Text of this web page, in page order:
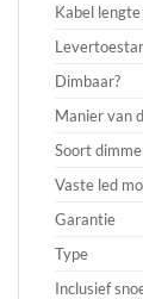
Kabel lengte
Dimbaar?
Manier van
Soort
Vaste led
Garantie
Type
Inclusief